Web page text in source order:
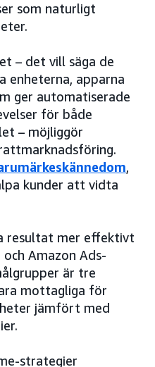
som naturligt
– det vill säga de
enheterna, apparna
ger automatiserade
för både
– möjliggör
,
kunder att vidta
resultat mer effektivt
Amazon Ads-
är tre
mottagliga för
jämfört med
strategier